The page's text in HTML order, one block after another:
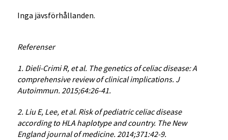
Inga jävsförhållanden.
Referenser
1. Dieli-Crimi R, et al. The genetics of celiac disease: A
comprehensive review of clinical implications. J
Autoimmun. 2015;64:26-41.
2. Liu E, Lee, et al. Risk of pediatric celiac disease
according to HLA haplotype and country. The New
England journal of medicine. 2014;371:42-9.